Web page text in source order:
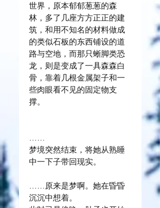
世界，原本郁郁葱葱的森
林，多了几座方方正正的建
筑，和用不知名的材料做成
的类似石板的东西铺设的道
路与空地，而那只蜥脚类恐
龙，则是变成了一具森森白
骨，靠着几根金属架子和一
些肉眼看不见的固定物支
撑。
……
梦境突然结束，将她从熟睡
中一下子带回现实。
……原来是梦啊。她在昏昏
沉沉中想着。